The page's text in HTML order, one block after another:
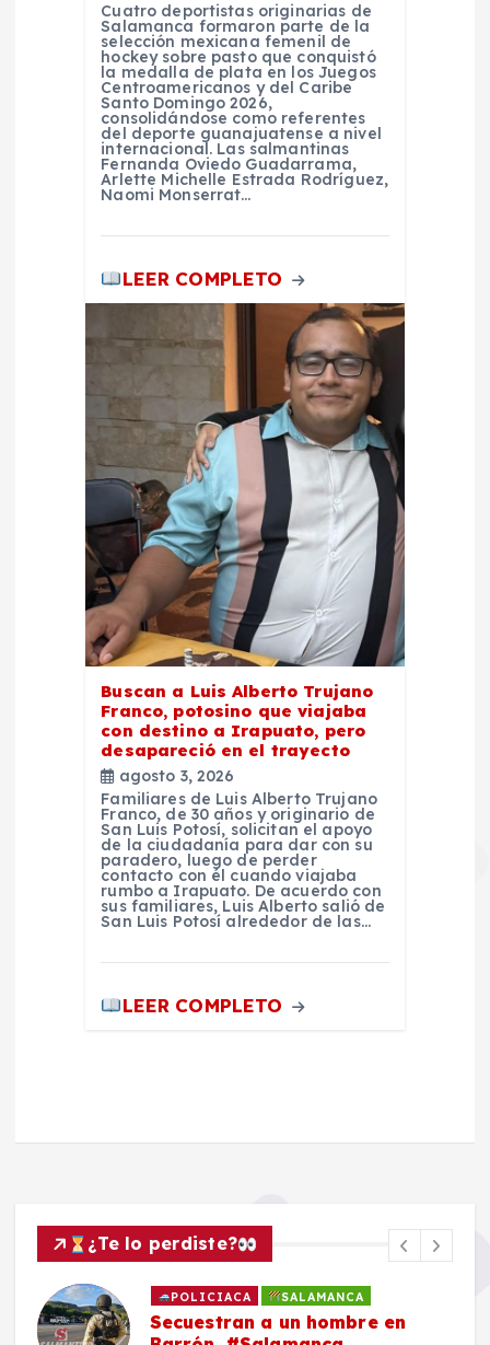
Cuatro deportistas originarias de
Salamanca formaron parte de la
selección mexicana femenil de
hockey sobre pasto que conquistó
la medalla de plata en los Juegos
Centroamericanos y del Caribe
Santo Domingo 2026,
consolidándose como referentes
del deporte guanajuatense a nivel
internacional. Las salmantinas
Fernanda Oviedo Guadarrama,
Arlette Michelle Estrada Rodríguez,
Naomi Monserrat…
LEER COMPLETO
Buscan a Luis Alberto Trujano
Franco, potosino que viajaba
con destino a Irapuato, pero
desapareció en el trayecto
agosto 3, 2026
Familiares de Luis Alberto Trujano
Franco, de 30 años y originario de
San Luis Potosí, solicitan el apoyo
de la ciudadanía para dar con su
paradero, luego de perder
contacto con él cuando viajaba
rumbo a Irapuato. De acuerdo con
sus familiares, Luis Alberto salió de
San Luis Potosí alrededor de las…
LEER COMPLETO
¿Te lo perdiste?
POLICIACA SALAMANCA
Secuestran a un hombre en